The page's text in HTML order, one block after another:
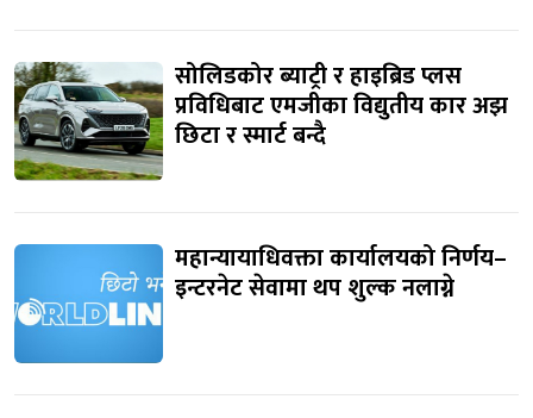
सोलिडकोर ब्याट्री र हाइब्रिड प्लस
प्रविधिबाट एमजीका विद्युतीय कार अझ
छिटा र स्मार्ट बन्दै
महान्यायाधिवक्ता कार्यालयको निर्णय–
इन्टरनेट सेवामा थप शुल्क नलाग्ने